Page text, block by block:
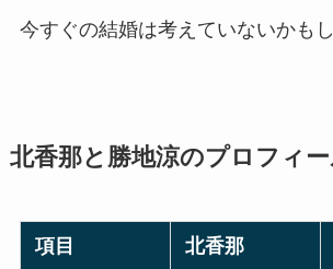
今すぐの結婚は考えていないかも
北香那と勝地涼のプロフィ
項目 北香那